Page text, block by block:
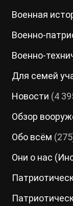
Военная
Военно-
Военно-
Для семей
Новости (4
Обзор
Обо всём
Они о нас